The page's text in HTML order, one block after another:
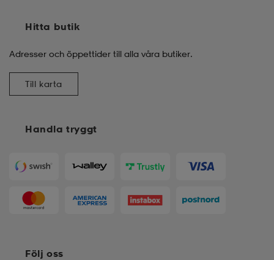
Handla tryggt
Hitta butik
Adresser och öppettider till alla våra butiker.
Till karta
Följ oss